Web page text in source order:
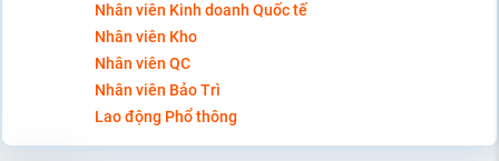
Nhân viên Kinh doanh Quốc tế
Nhân viên Kho
Nhân viên QC
Nhân viên Bảo Trì
Lao động Phổ thông